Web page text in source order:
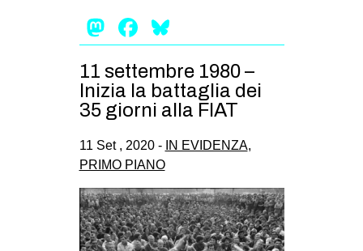
Mastodon
Facebook
11 settembre 1980 –
Inizia la battaglia dei
35 giorni alla FIAT
11 Set , 2020 - IN EVIDENZA,
PRIMO PIANO